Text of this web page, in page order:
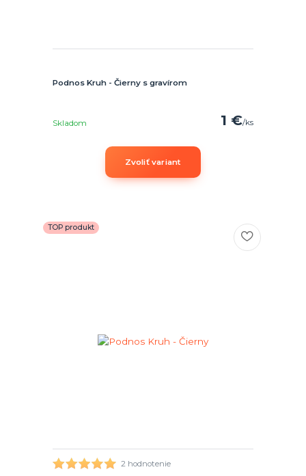
Podnos Kruh - Čierny s gravírom
1 €/ks
Skladom
Zvoliť variant
TOP produkt
2 hodnotenie